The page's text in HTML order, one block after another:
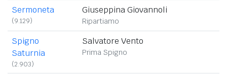
Sermoneta
(9.129)
Giuseppina Giovannoli
Ripartiamo
Spigno
Saturnia
(2.903)
Salvatore Vento
Prima Spigno